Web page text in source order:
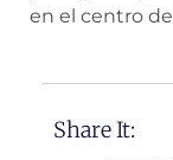
en el centro
Share It: